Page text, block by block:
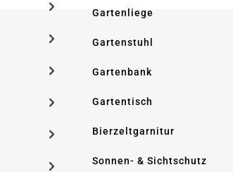
Gartenliege
Gartenstuhl
Gartenbank
Gartentisch
Bierzeltgarnitur
Sonnen- & Sichtschutz